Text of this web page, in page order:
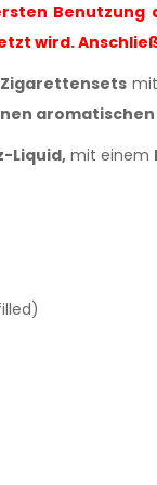
wird.
Zigarettensets
Liquid,mit einem